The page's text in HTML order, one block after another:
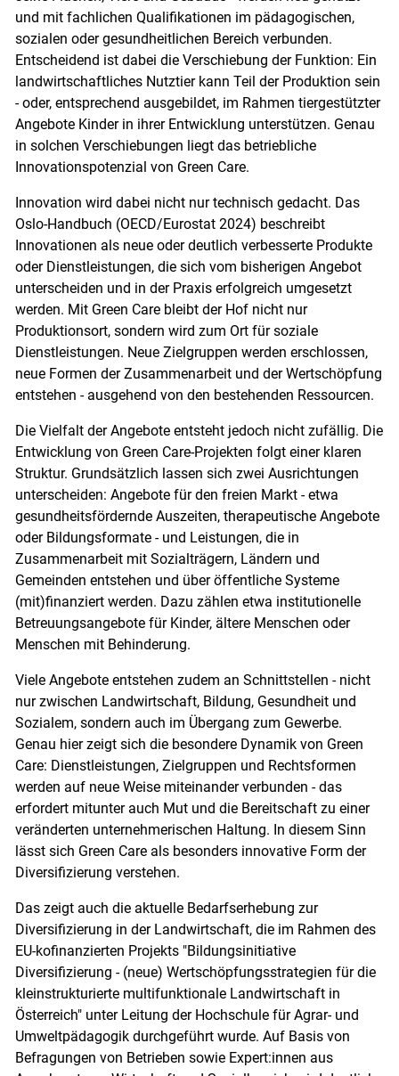
und mit fachlichen Qualifikationen im pädagogischen,
sozialen oder gesundheitlichen Bereich verbunden.
Entscheidend ist dabei die Verschiebung der Funktion: Ein
landwirtschaftliches Nutztier kann Teil der Produktion sein
- oder, entsprechend ausgebildet, im Rahmen tiergestützter
Angebote Kinder in ihrer Entwicklung unterstützen. Genau
in solchen Verschiebungen liegt das betriebliche
Innovationspotenzial von Green Care.
Innovation wird dabei nicht nur technisch gedacht. Das
Oslo-Handbuch (OECD/Eurostat 2024) beschreibt
Innovationen als neue oder deutlich verbesserte Produkte
oder Dienstleistungen, die sich vom bisherigen Angebot
unterscheiden und in der Praxis erfolgreich umgesetzt
werden. Mit Green Care bleibt der Hof nicht nur
Produktionsort, sondern wird zum Ort für soziale
Dienstleistungen. Neue Zielgruppen werden erschlossen,
neue Formen der Zusammenarbeit und der Wertschöpfung
entstehen - ausgehend von den bestehenden Ressourcen.
Die Vielfalt der Angebote entsteht jedoch nicht zufällig. Die
Entwicklung von Green Care-Projekten folgt einer klaren
Struktur. Grundsätzlich lassen sich zwei Ausrichtungen
unterscheiden: Angebote für den freien Markt - etwa
gesundheitsfördernde Auszeiten, therapeutische Angebote
oder Bildungsformate - und Leistungen, die in
Zusammenarbeit mit Sozialträgern, Ländern und
Gemeinden entstehen und über öffentliche Systeme
(mit)finanziert werden. Dazu zählen etwa institutionelle
Betreuungsangebote für Kinder, ältere Menschen oder
Menschen mit Behinderung.
Viele Angebote entstehen zudem an Schnittstellen - nicht
nur zwischen Landwirtschaft, Bildung, Gesundheit und
Sozialem, sondern auch im Übergang zum Gewerbe.
Genau hier zeigt sich die besondere Dynamik von Green
Care: Dienstleistungen, Zielgruppen und Rechtsformen
werden auf neue Weise miteinander verbunden - das
erfordert mitunter auch Mut und die Bereitschaft zu einer
veränderten unternehmerischen Haltung. In diesem Sinn
lässt sich Green Care als besonders innovative Form der
Diversifizierung verstehen.
Das zeigt auch die aktuelle Bedarfserhebung zur
Diversifizierung in der Landwirtschaft, die im Rahmen des
EU-kofinanzierten Projekts "Bildungsinitiative
Diversifizierung - (neue) Wertschöpfungsstrategien für die
kleinstrukturierte multifunktionale Landwirtschaft in
Österreich" unter Leitung der Hochschule für Agrar- und
Umweltpädagogik durchgeführt wurde. Auf Basis von
Befragungen von Betrieben sowie Expert:innen aus